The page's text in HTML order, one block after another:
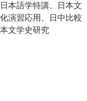
本語学特講、日本文
演習応用、日中比較
文学史研究